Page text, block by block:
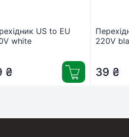
US to EU
white
₴
220V
39 ₴